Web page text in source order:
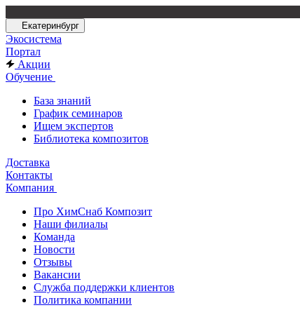
Екатеринбург
Экосистема
Портал
Акции
Обучение
База знаний
График семинаров
Ищем экспертов
Библиотека композитов
Доставка
Контакты
Компания
Про ХимСнаб Композит
Наши филиалы
Команда
Новости
Отзывы
Вакансии
Служба поддержки клиентов
Политика компании